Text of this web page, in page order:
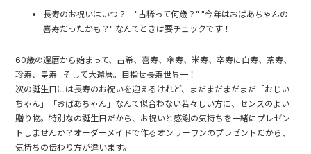
長寿のお祝いはいつ？ - "古稀って何歳？" "今年はおばあちゃんの
喜寿だったかも？" なんてときは要チェックです！
60歳の還暦から始まって、古希、喜寿、傘寿、米寿、卒寿に白寿、茶寿、
珍寿、皇寿...そして大還暦。目指せ長寿世界一！
次の誕生日には長寿のお祝いを迎えるけれど、まだまだまだまだ「おじい
ちゃん」「おばあちゃん」なんて似合わない若々しい方に、センスのよい
贈り物。特別なの誕生日だから、お祝いと感謝の気持ちを一緒にプレゼン
トしませんか？オーダーメイドで作るオンリーワンのプレゼントだから、
気持ちの伝わり方が違います。